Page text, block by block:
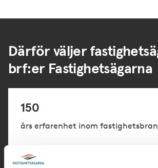
Därför väljer
brf:er Fastighetsägarna
150
års erfarenhet inom f